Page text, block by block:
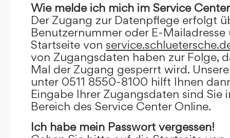
Wie melde ich mich im Service
Der Zugang zur Datenpflege erfolgt
Benutzernummer oder E-
Startseite von
von Zugangsdaten haben zur Folge,
Mal der Zugang gesperrt wird.
unter 0511 8550-8100 hilft Ihnen
Eingabe Ihrer Zugangsdaten sind Sie
Bereich des Service Center Online.
Ich habe mein Passwort vergessen!